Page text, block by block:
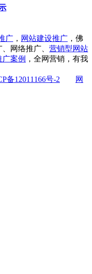
广 ， 网站建设推广 ，佛
网络推广、 营销型网站
广案例 ，全网营销，有我
备12011166号-2
网